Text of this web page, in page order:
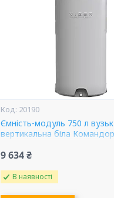
20190
Ємність-модуль 750 л
вертикальна біла
9 634 ₴
В наявності